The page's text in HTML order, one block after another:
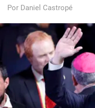
Por Daniel Castropé